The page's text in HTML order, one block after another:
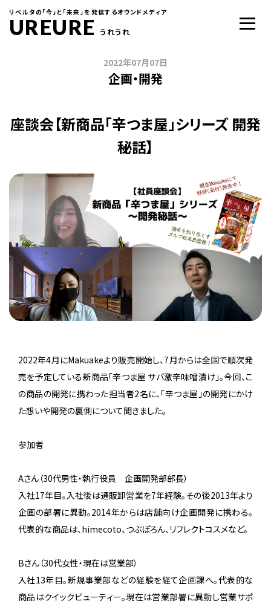
リベルタの「今」と「未来」を発信するオウンドメディア
UREURE うれうれ
2022年07月07日
企画・開発
座談会【新商品「辛つま屋」シリーズ 開発
秘話】
2022年4月にMakuakeより販売開始し、7月からは全国で順次発
売を予定している新商品「辛つま屋 サバ激辛味噌漬け」。今回、こ
の商品の開発に携わった担当者2名に、「辛つま屋」の開発にかけ
た想いや開発の裏側について聞きました。
参加者
Aさん（30代男性・執行役員 企画開発部部長）
入社17年目。入社後は通販卸営業を7年経験。その後2013年より
企画の部署に異動。2014年からは店舗向け企画開発に携わる。
代表的な商品は、himecoto、つぶぽろん、リフレクトコスメなど。
Bさん（30代女性・現在は営業部）
入社13年目。新規事業部などの経験を経て企画課へ。代表的な
商品はクイックビューティー。現在は営業部署に異動し営業サポ